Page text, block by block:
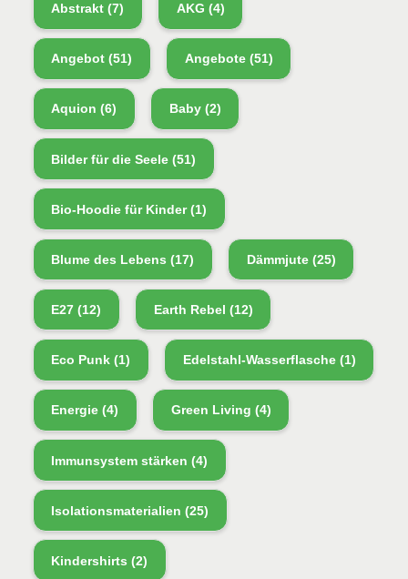
Abstrakt (7) AKG (4)
Angebot (51) Angebote(51)
Aquion (6) Baby(2)
Bilder für die Seele (51)
Bio-Hoodie für Kinder(1)
Blume des Lebens (17) Dämmjute(25)
E27 (12) Earth Rebel (12)
Eco Punk (1) Edelstahl-Wasserflasche(1)
Energie (4) Green Living (4)
Immunsystem stärken (4)
Isolationsmaterialien (25)
Kindershirts (2)